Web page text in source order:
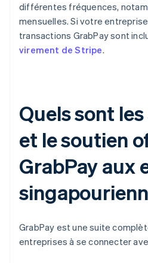
différentes fréquences,
mensuelles. Si votre
transactions GrabPay sont
virement de Stripe.
Quels sont
et le soutien
GrabPay aux
GrabPay est une suite
entreprises à se connecter